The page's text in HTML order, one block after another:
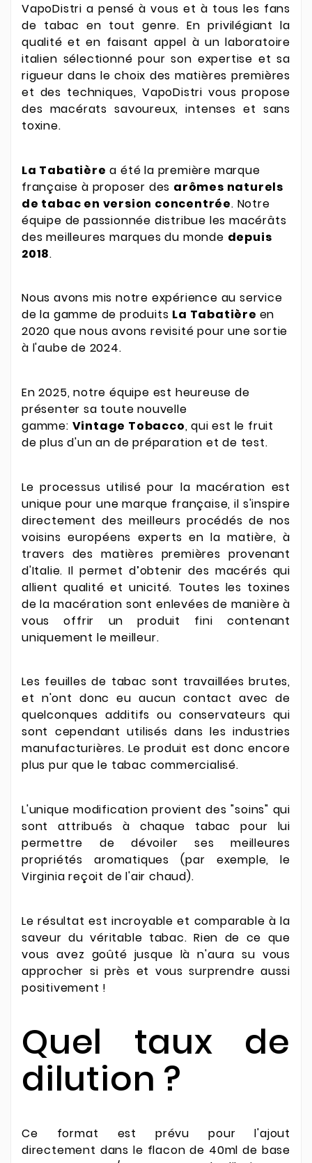
VapoDistri a pensé à vous et à tous les fans
de tabac en tout genre. En privilégiant la
qualité et en faisant appel à un laboratoire
italien sélectionné pour son expertise et sa
rigueur dans le choix des matières premières
et des techniques, VapoDistri vous propose
des macérats savoureux, intenses et sans
toxine.
La Tabatière a été la première marque
française à proposer des arômes naturels
de tabac en version concentrée. Notre
équipe de passionnée distribue les macérâts
des meilleures marques du monde depuis
2018.
Nous avons mis notre expérience au service
de la gamme de produits La Tabatière en
2020 que nous avons revisité pour une sortie
à l'aube de 2024.
En 2025, notre équipe est heureuse de
présenter sa toute nouvelle
gamme: Vintage Tobacco, qui est le fruit
de plus d'un an de préparation et de test.
Le processus utilisé pour la macération est
unique pour une marque française, il s'inspire
directement des meilleurs procédés de nos
voisins européens experts en la matière, à
travers des matières premières provenant
d'Italie. Il permet d’obtenir des macérés qui
allient qualité et unicité. Toutes les toxines
de la macération sont enlevées de manière à
vous offrir un produit fini contenant
uniquement le meilleur.
Les feuilles de tabac sont travaillées brutes,
et n'ont donc eu aucun contact avec de
quelconques additifs ou conservateurs qui
sont cependant utilisés dans les industries
manufacturières. Le produit est donc encore
plus pur que le tabac commercialisé.
L'unique modification provient des "soins" qui
sont attribués à chaque tabac pour lui
permettre de dévoiler ses meilleures
propriétés aromatiques (par exemple, le
Virginia reçoit de l'air chaud).
Le résultat est incroyable et comparable à la
saveur du véritable tabac. Rien de ce que
vous avez goûté jusque là n'aura su vous
approcher si près et vous surprendre aussi
positivement !
Quel taux de
dilution ?
Ce format est prévu pour l'ajout
directement dans le flacon de 40ml de base